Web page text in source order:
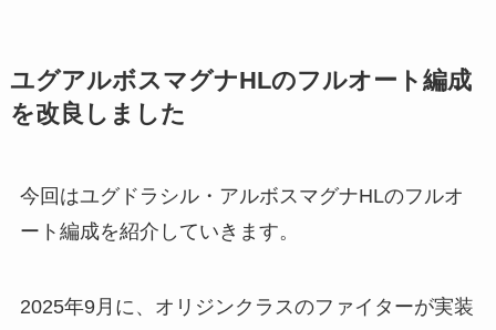
ユグアルボスマグナHLのフルオート編成
を改良しました
今回はユグドラシル・アルボスマグナHLのフルオ
ート編成を紹介していきます。
2025年9月に、オリジンクラスのファイターが実装